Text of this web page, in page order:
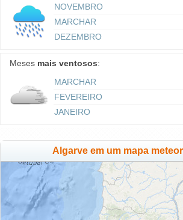
NOVEMBRO
MARCHAR
DEZEMBRO
Meses mais ventosos:
MARCHAR
FEVEREIRO
JANEIRO
Algarve em um mapa